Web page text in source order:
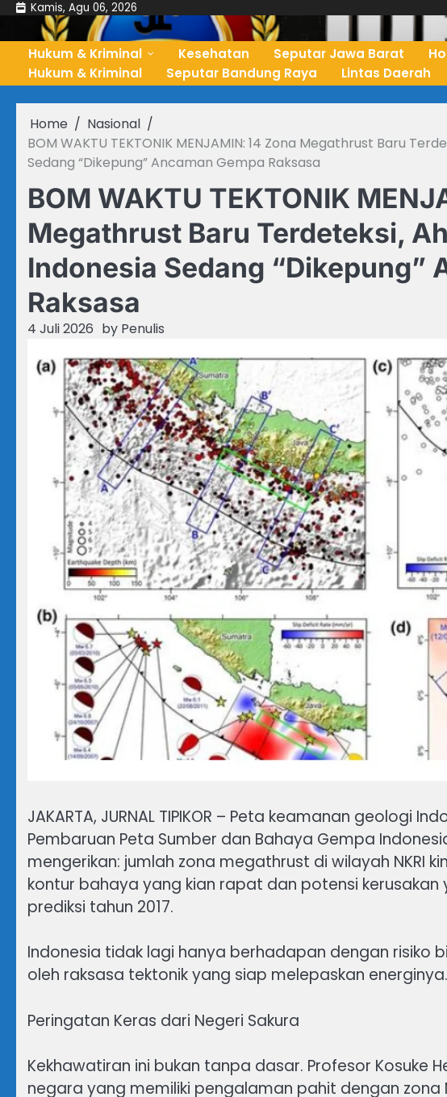
Skip
content
Kamis, Agu 06, 2026
Hukum & Kriminal Kesehatan Seputar Jawa Barat
Hukum & Kriminal
Seputar Bandung Raya Lintas Daerah
Home
Nasional
BOM WAKTU TEKTONIK MENJAMIN: 14 Zona Megathrust Baru
Sedang “Dikepung” Ancaman Gempa Raksasa
BOM WAKTU TEKTONIK
Megathrust Baru Terdeteksi,
Indonesia Sedang “Dikepung”
Raksasa
4 Juli 2026 by Penulis
JAKARTA, JURNAL TIPIKOR – Peta keamanan geologi
Pembaruan Peta Sumber dan Bahaya Gempa
mengerikan: jumlah zona megathrust di wilayah NKRI
kontur bahaya yang kian rapat dan potensi
prediksi tahun 2017.
Indonesia tidak lagi hanya berhadapan dengan risiko
oleh raksasa tektonik yang siap melepaskan energinya.
Peringatan Keras dari Negeri Sakura
Kekhawatiran ini bukan tanpa dasar. Profesor Kosuke
negara yang memiliki pengalaman pahit dengan zona